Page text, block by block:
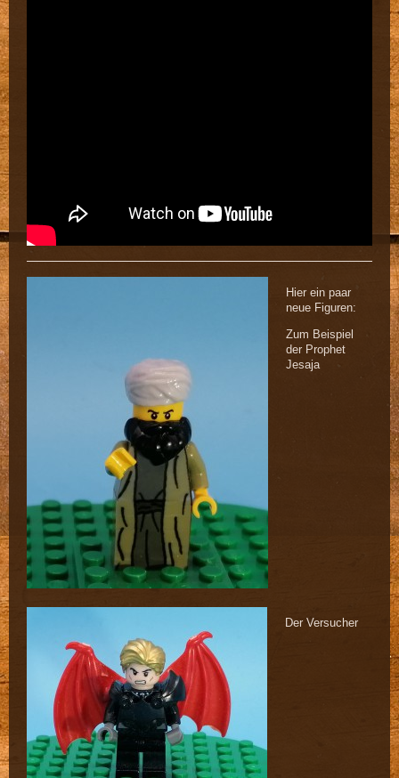
Hier ein paar
neue Figuren:
Zum Beispiel
der Prophet
Jesaja
Der Versucher